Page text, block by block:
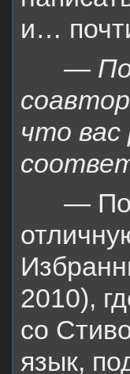
и…
—
что
—
2010),
со
язык,